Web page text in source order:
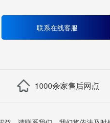
联系在线客服
1000余家售后网点